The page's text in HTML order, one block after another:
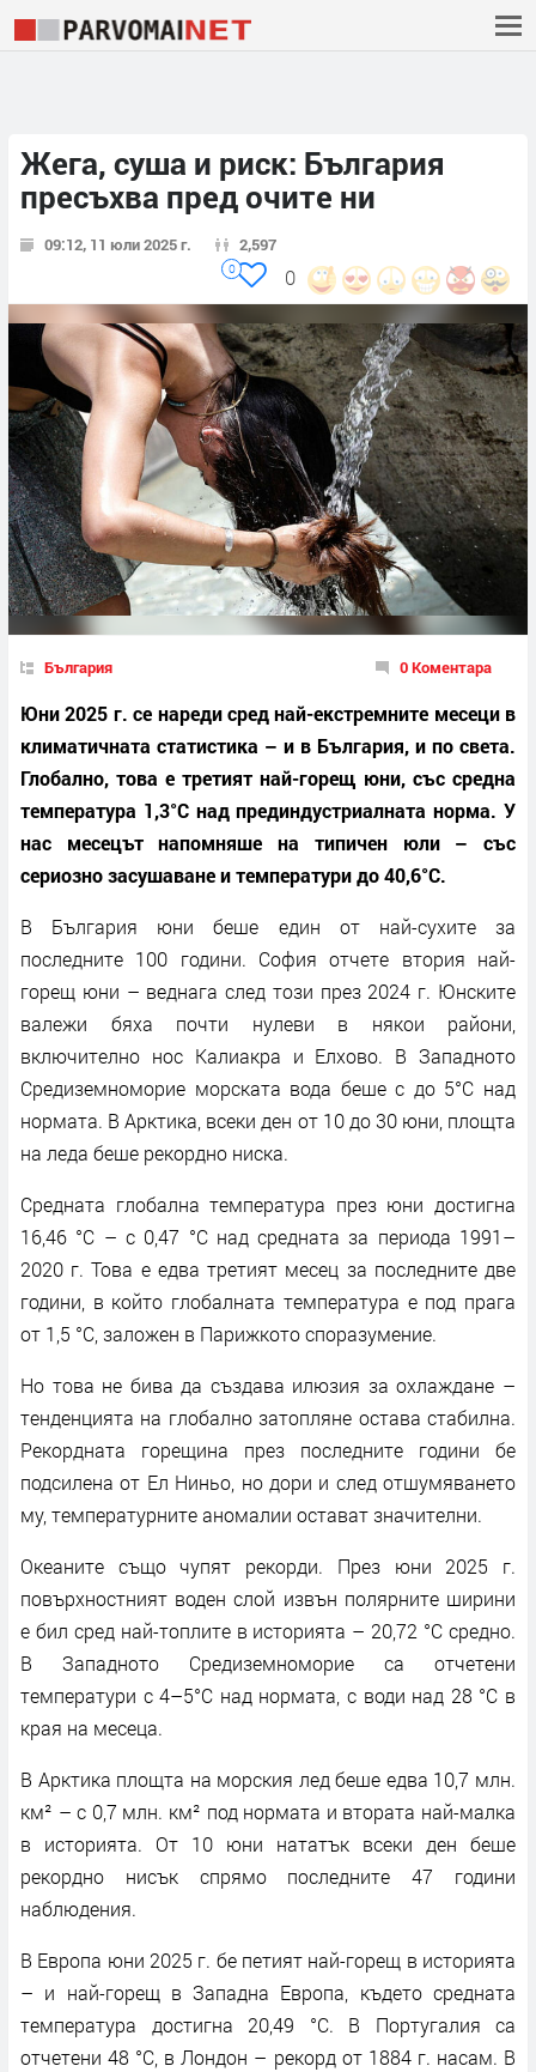
Жега, суша и риск: България
пресъхва пред очите ни
09:12, 11 юли 2025 г. 2,597
0
0
България 0 Коментара
Юни 2025 г. се нареди сред най-екстремните месеци в
климатичната статистика – и в България, и по света.
Глобално, това е третият най-горещ юни, със средна
температура 1,3°C над прединдустриалната норма. У
нас месецът напомняше на типичен юли – със
сериозно засушаване и температури до 40,6°C.
В България юни беше един от най-сухите за
последните 100 години. София отчете втория най-
горещ юни – веднага след този през 2024 г. Юнските
валежи бяха почти нулеви в някои райони,
включително нос Калиакра и Елхово. В Западното
Средиземноморие морската вода беше с до 5°C над
нормата. В Арктика, всеки ден от 10 до 30 юни, площта
на леда беше рекордно ниска.
Средната глобална температура през юни достигна
16,46 °C – с 0,47 °C над средната за периода 1991–
2020 г. Това е едва третият месец за последните две
години, в който глобалната температура е под прага
от 1,5 °C, заложен в Парижкото споразумение.
Но това не бива да създава илюзия за охлаждане –
тенденцията на глобално затопляне остава стабилна.
Рекордната горещина през последните години бе
подсилена от Ел Ниньо, но дори и след отшумяването
му, температурните аномалии остават значителни.
Океаните също чупят рекорди. През юни 2025 г.
повърхностният воден слой извън полярните ширини
е бил сред най-топлите в историята – 20,72 °C средно.
В Западното Средиземноморие са отчетени
температури с 4–5°C над нормата, с води над 28 °C в
края на месеца.
В Арктика площта на морския лед беше едва 10,7 млн.
км² – с 0,7 млн. км² под нормата и втората най-малка
в историята. От 10 юни нататък всеки ден беше
рекордно нисък спрямо последните 47 години
наблюдения.
В Европа юни 2025 г. бе петият най-горещ в историята
– и най-горещ в Западна Европа, където средната
температура достигна 20,49 °C. В Португалия са
отчетени 48 °C, в Лондон – рекорд от 1884 г. насам. В